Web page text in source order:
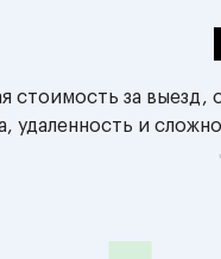
стоимость за
удаленность и